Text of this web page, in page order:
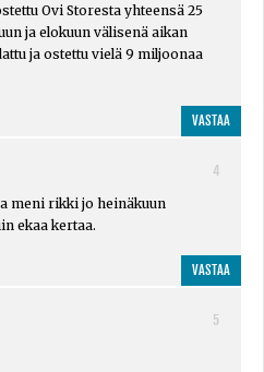
Ovi Storesta yhteensä 25
ja elokuun välisenä aikan
ja ostettu vielä 9 miljoonaa
VASTAA
4
meni rikki jo heinäkuun
ekaa kertaa.
VASTAA
5